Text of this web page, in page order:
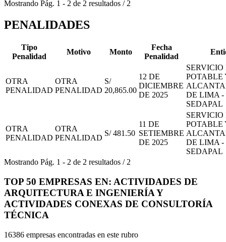
Mostrando Pág. 1 - 2 de 2 resultados / 2
PENALIDADES
Tipo
Penalidad
Motivo Monto
Fecha
Penalidad
OTRA
PENALIDAD
OTRA
PENALIDAD
S/
20,865.00
12 DE
DICIEMBRE
DE 2025
POTABLE
DE LIMA -
SEDAPAL
OTRA
PENALIDAD
OTRA
PENALIDAD
S/ 481.50
11 DE
SETIEMBRE
DE 2025
POTABLE
DE LIMA -
SEDAPAL
Mostrando Pág. 1 - 2 de 2 resultados /2
TOP 50 EMPRESAS EN: ACTIVIDADES DE
ARQUITECTURA E INGENIERÍA Y
ACTIVIDADES CONEXAS DE CONSULTORÍA
TÉCNICA
16386 empresas encontradas en este rubro